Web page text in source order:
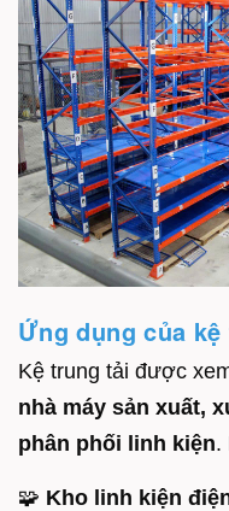
Ứng dụng của
Kệ trung tải được
nhà máy sản xuất,
phân phối linh kiện.
🧩 Kho linh kiện